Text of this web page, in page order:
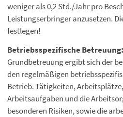
weniger als 0,2 Std./Jahr pro
Leistungserbringer anzusetzen.
festlegen!
Betriebsspezifische Betreuung:
Grundbetreuung ergibt sich der
den regelmäßigen
Betrieb. Tätigkeiten,
Arbeitsaufgaben und die
besonderen Risiken, sowie die